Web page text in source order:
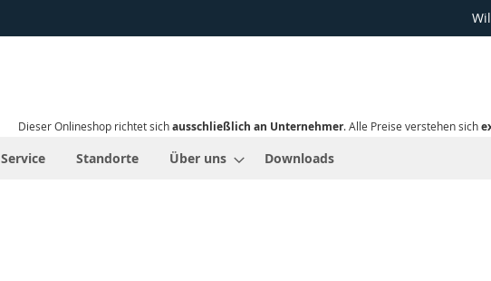
Dieser Onlineshop richtet sichausschließlich an Unternehmer. Alle Preise verstehen sich
Service Standorte Über uns Downloads